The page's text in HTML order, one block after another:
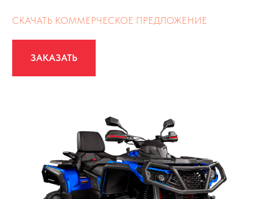
СКАЧАТЬ КОММЕРЧЕСКОЕ ПРЕДЛОЖЕНИЕ
ЗАКАЗАТЬ